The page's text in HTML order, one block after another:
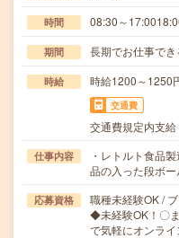
時間 08:30～
期間 長期でお仕事でき
時給 時給1200～1250
交通費
交通費規定内支給
仕事内容
・レトルト食品
品の入った段ボ
応募資格
職種未経験OK /
◆未経験OK！〇
で気軽にオンラ